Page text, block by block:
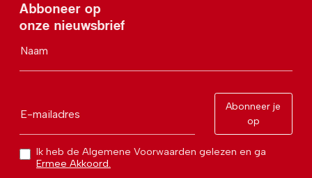
Abboneer op
onze nieuwsbrief
Naam
E-mailadres
Abonneer je
op
Ik heb de Algemene Voorwaarden gelezen en ga
Ermee Akkoord.